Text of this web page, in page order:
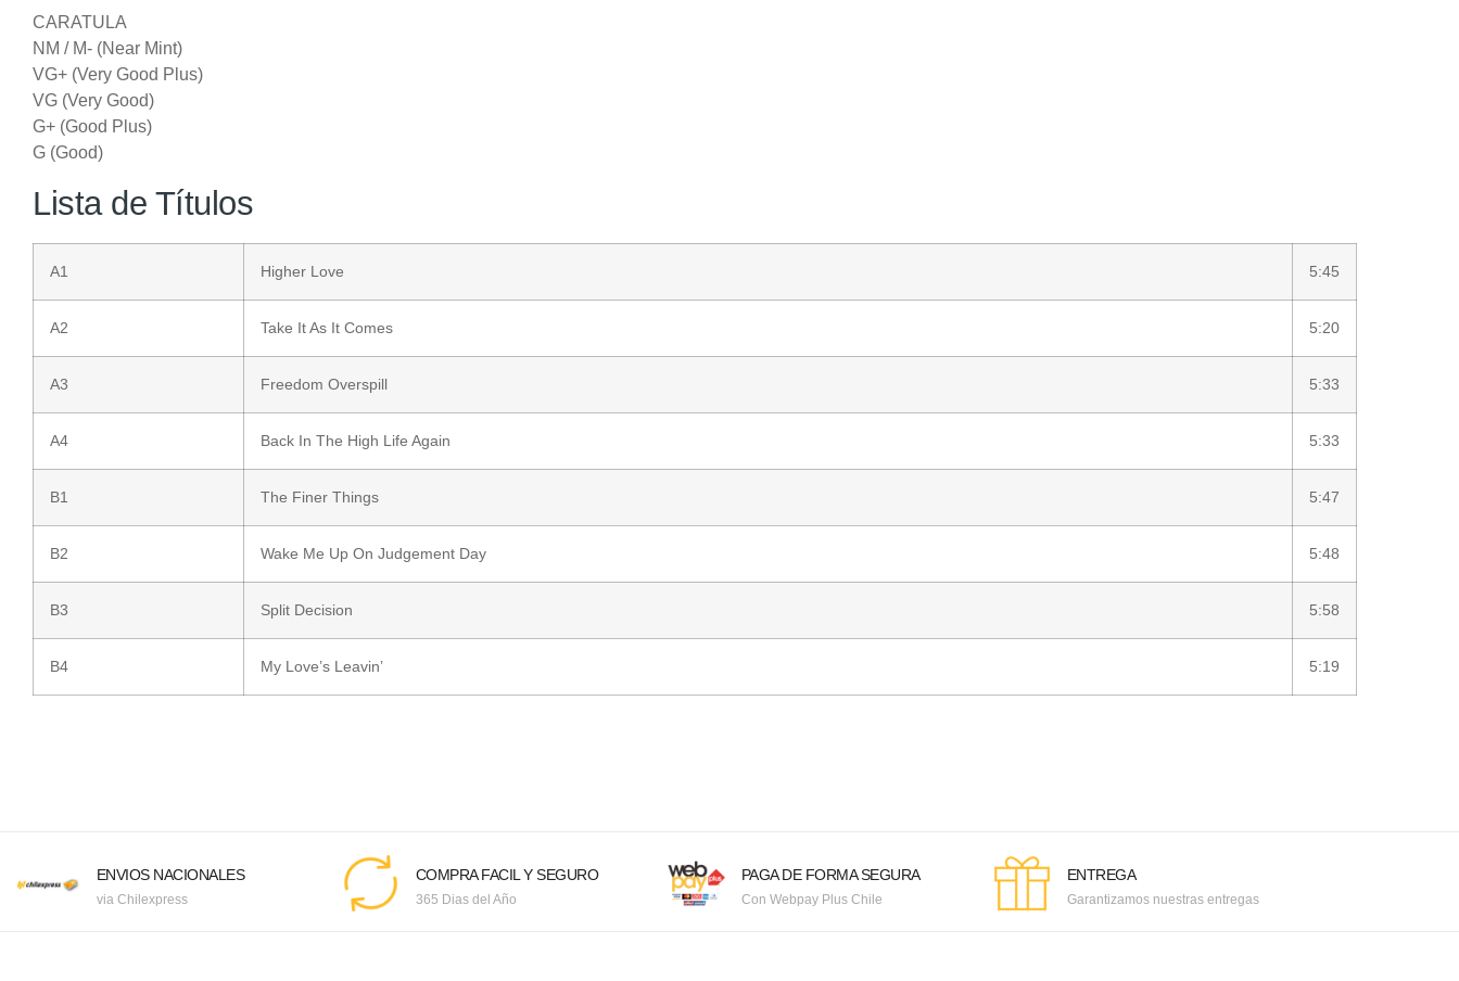
CARATULA
NM / M- (Near Mint)
VG+ (Very Good Plus)
VG (Very Good)
G+ (Good Plus)
G (Good)
Lista de Títulos
A1 Higher Love 5:45
A2 Take It As It Comes 5:20
A3 Freedom Overspill 5:33
A4 Back In The High Life Again 5:33
B1 The Finer Things 5:47
B2 Wake Me Up On Judgement Day 5:48
B3 Split Decision 5:58
B4 My Love’s Leavin’ 5:19
ENVIOS NACIONALES
via Chilexpress
COMPRA FACIL Y SEGURO
365 Dias del Año
PAGA DE FORMA SEGURA
Con Webpay Plus Chile
ENTREGA
Garantizamos nuestras entregas